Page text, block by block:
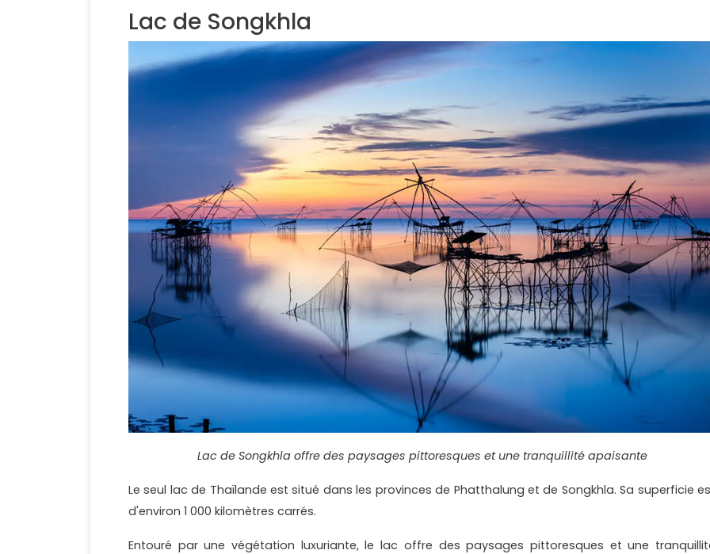
Lac de Songkhla
Lac de Songkhla offre des paysages pittoresques et une tranquillité apaisante
Le seul lac de Thaïlande est situé dans les provinces de Phatthalung et de Songkhla. Sa superficie
d'environ 1 000 kilomètres carrés.
Entouré par une végétation luxuriante, le lac offre des paysages pittoresques et une